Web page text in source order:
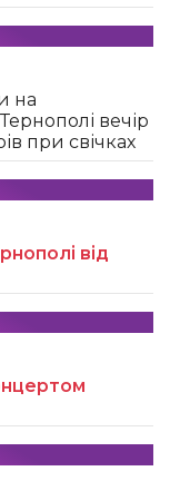
на
вечір
при свічках
від